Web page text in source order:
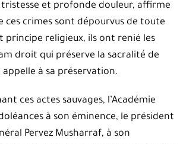
et profonde douleur, affirme
ces crimes sont dépourvus de toute
principe religieux, ils ont renié les
droit qui préserve la sacralité de
appelle à sa préservation.
ces actes sauvages, l’Académie
à son éminence, le président
Pervez Musharraf, à son